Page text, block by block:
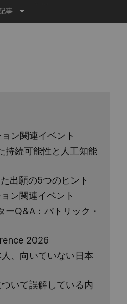
事
ン関連イベント
持続可能性と人工知能
出願の5つのヒント
ン関連イベント
ーQ&A：パトリック・
2026
人、向いていない日本
いて誤解している内